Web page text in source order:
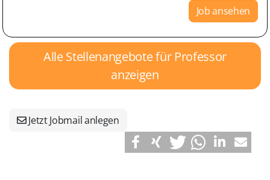
Job ansehen
Alle Stellenangebote für Professor
anzeigen
Jetzt Jobmail anlegen